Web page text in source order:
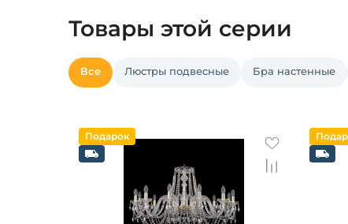
Товары этой серии
Все Люстры подвесные Бра настенные